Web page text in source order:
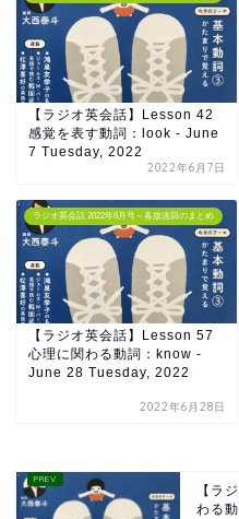
【ラジオ英会話】Lesson 42
感覚を表す動詞：look - June
7 Tuesday, 2022
2022年6月7日
ラジオ英会話 2022年6月号～各放送回のまとめ
【ラジオ英会話】Lesson 57
心理に関わる動詞：know -
June 28 Tuesday, 2022
2022年6月28日
【ラ
わる